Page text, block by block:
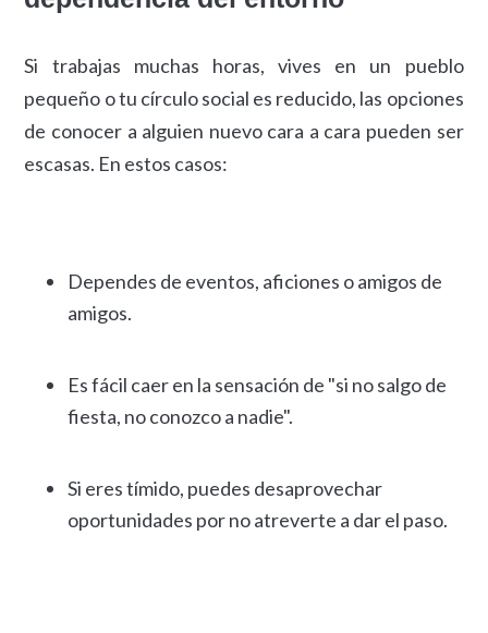
Si trabajas muchas horas, vives en un pueblo
pequeño o tu círculo social es reducido, las opciones
de conocer a alguien nuevo cara a cara pueden ser
escasas. En estos casos:
Dependes de eventos, aficiones o amigos de
amigos.
Es fácil caer en la sensación de "si no salgo de
fiesta, no conozco a nadie".
Si eres tímido, puedes desaprovechar
oportunidades por no atreverte a dar el paso.